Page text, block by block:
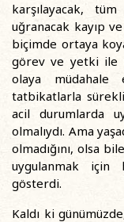
karşılayacak,
uğranacak kayıp
biçimde ortaya
görev ve yetki ile
olaya müdahale
tatbikatlarla
acil durumlarda
olmalıydı. Ama
olmadığını, olsa
uygulanmak için
gösterdi.
Kaldı ki